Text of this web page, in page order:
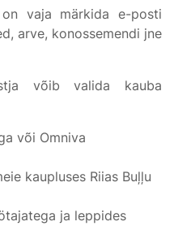
vaja märkida e-posti
arve, konossemendi jne
võib valida kauba
või Omniva
kaupluses Riias Buļļu
ja leppides